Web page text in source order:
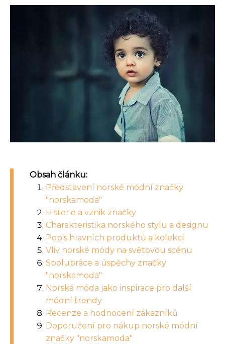
Obsah článku:
Představení norské módní značky
"norskamoda"
Historie a vznik značky
Charakteristika norského stylu a designu
Popis hlavních produktů a kolekcí
Vliv norské módy na světovou scénu
Spolupráce a úspěchy značky
"norskamoda"
Norská móda jako inspirace pro další
módní trendy
Recenze a hodnocení zákazníků
Doporučení pro nákup norské módní
značky "norskamoda"